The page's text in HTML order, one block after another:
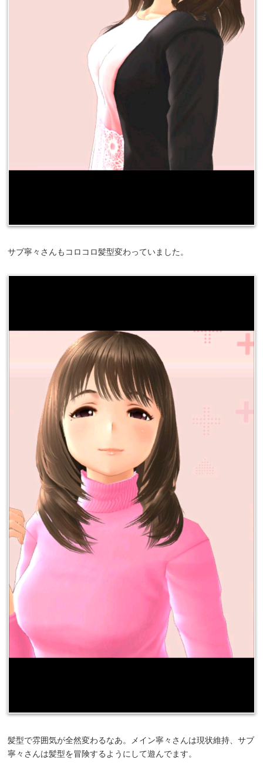
サブ寧々さんもコロコロ髪型変わっていました。
髪型で雰囲気が全然変わるなあ。メイン寧々さんは現状維持、サブ
寧々さんは髪型を冒険するようにして遊んでます。